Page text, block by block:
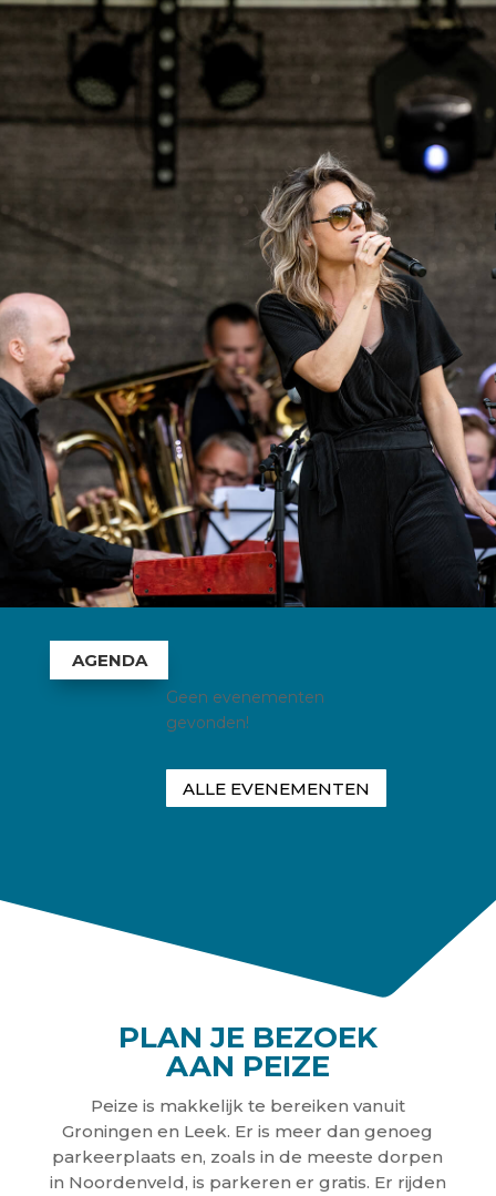
AGENDA
Geen evenementen
gevonden!
ALLE EVENEMENTEN
PLAN JE BEZOEK
AAN PEIZE
Peize is makkelijk te bereiken vanuit
Groningen en Leek. Er is meer dan genoeg
parkeerplaats en, zoals in de meeste dorpen
in Noordenveld, is parkeren er gratis. Er rijden